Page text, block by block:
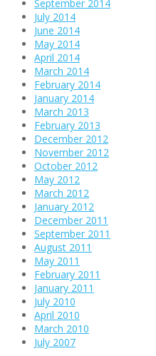
September 2014
July 2014
June 2014
May 2014
April 2014
March 2014
February 2014
January 2014
March 2013
February 2013
December 2012
November 2012
October 2012
May 2012
March 2012
January 2012
December 2011
September 2011
August 2011
May 2011
February 2011
January 2011
July 2010
April 2010
March 2010
July 2007